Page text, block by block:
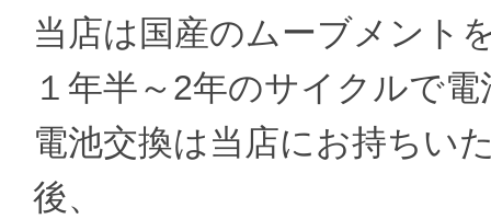
当店は国産のムーブメント
１年半～2年のサイクルで
電池交換は当店にお持ちい
後、